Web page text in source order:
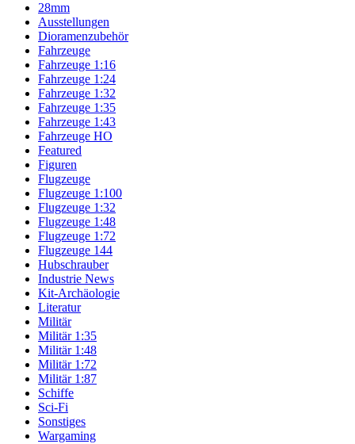
28mm
Ausstellungen
Dioramenzubehör
Fahrzeuge
Fahrzeuge 1:16
Fahrzeuge 1:24
Fahrzeuge 1:32
Fahrzeuge 1:35
Fahrzeuge 1:43
Fahrzeuge HO
Featured
Figuren
Flugzeuge
Flugzeuge 1:100
Flugzeuge 1:32
Flugzeuge 1:48
Flugzeuge 1:72
Flugzeuge 144
Hubschrauber
Industrie News
Kit-Archäologie
Literatur
Militär
Militär 1:35
Militär 1:48
Militär 1:72
Militär 1:87
Schiffe
Sci-Fi
Sonstiges
Wargaming